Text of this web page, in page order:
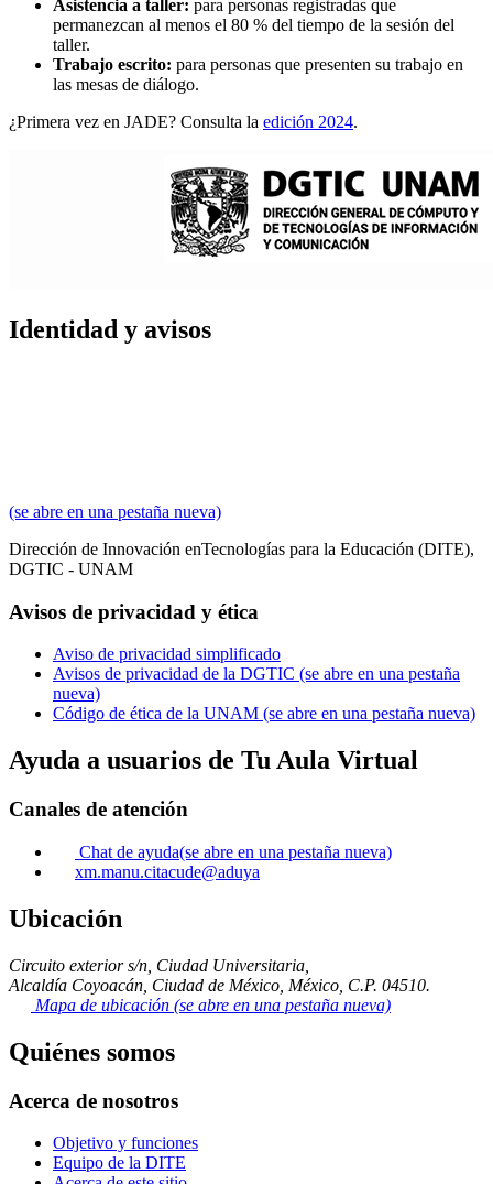
Asistencia a taller: para personas registradas que
permanezcan al menos el 80 % del tiempo de la sesión del
taller.
Trabajo escrito: para personas que presenten su trabajo en
las mesas de diálogo.
¿Primera vez en JADE? Consulta la edición 2024.
Identidad y avisos
(se abre en una pestaña nueva)
Dirección de Innovación enTecnologías para la Educación (DITE),
DGTIC - UNAM
Avisos de privacidad y ética
Aviso de privacidad simplificado
Avisos de privacidad de la DGTIC (se abre en una pestaña
nueva)
Código de ética de la UNAM (se abre en una pestaña nueva)
Ayuda a usuarios de Tu Aula Virtual
Canales de atención
Chat de ayuda(se abre en una pestaña nueva)
xm.manu.citacude@aduya
Ubicación
Circuito exterior s/n, Ciudad Universitaria,
Alcaldía Coyoacán, Ciudad de México, México, C.P. 04510.
Mapa de ubicación (se abre en una pestaña nueva)
Quiénes somos
Acerca de nosotros
Objetivo y funciones
Equipo de la DITE